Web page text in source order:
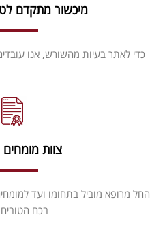
מיכשור מתקדם
כדי לאתר בעיות מהשורש, אנו
צוות
החל מרופא מוביל בתחומו ועד
בכם